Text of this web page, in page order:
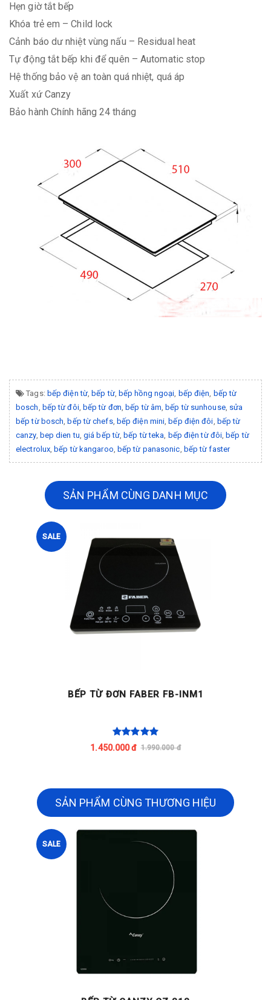
Hẹn giờ tắt bếp
Khóa trẻ em – Child lock
Cảnh báo dư nhiệt vùng nấu – Residual heat
Tự động tắt bếp khi để quên – Automatic stop
Hệ thống bảo vệ an toàn quá nhiệt, quá áp
Xuất xứ Canzy
Bảo hành Chính hãng 24 tháng
Tags: bếp điện từ,bếp từ, bếp hồng ngoại bếp điện bếp từ
bosch bếp từ đôi, bếp từ đơn ,bếp từ âm ,bếp từ sunhouse, sửa
bếp từ bosch ,bếp từ chefs, bếp điện mini ,bếp điện đôi bếp từ
canzy, bep dien tu ,giá bếp từ ,bếp từ teka bếp điện từ đôi ,bếp từ
electrolux ,bếp từ kangaroo bếp từ panasonic bếp từ faster
SẢN PHẨM CÙNG DANH MỤC
SALE
BẾP TỪ ĐƠN FABER FB-INM1
1.450.000 đ 1.990.000 đ
SẢN PHẨM CÙNG THƯƠNG HIỆU
SALE